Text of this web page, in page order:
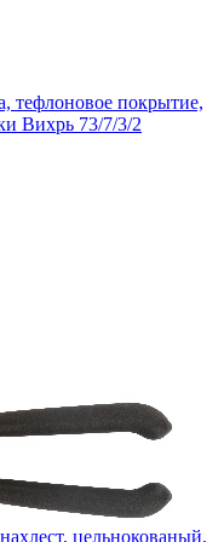
тефлоновое покрытие,
Вихрь 73/7/3/2
цельнокованый,